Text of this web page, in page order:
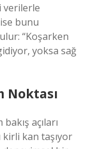
verilerle
bunu
“Koşarken
yoksa sağ
Noktası
açıları
kan taşıyor